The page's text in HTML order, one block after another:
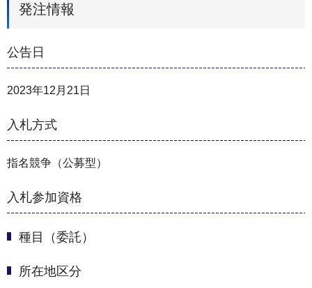
発注情報
公告日
2023年12月21日
入札方式
指名競争（公募型）
入札参加資格
種目（委託）
所在地区分